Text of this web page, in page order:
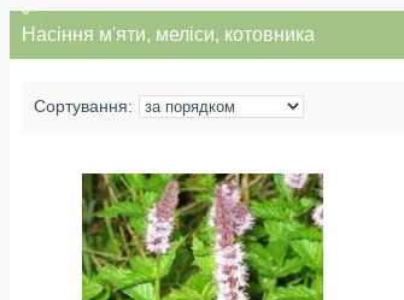
Насіння м'яти, меліси, котовника